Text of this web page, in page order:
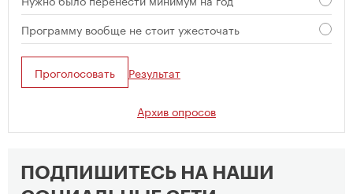
Программу вообще не стоит ужесточать
Проголосовать Результат
Архив опросов
ПОДПИШИТЕСЬ НА НАШИ